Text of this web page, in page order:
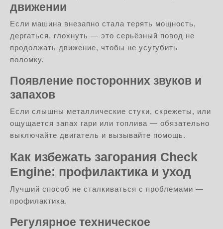
движении
Если машина внезапно стала терять мощность,
дергаться, глохнуть — это серьёзный повод не
продолжать движение, чтобы не усугубить
поломку.
Появление посторонних звуков и
запахов
Если слышны металлические стуки, скрежеты, или
ощущается запах гари или топлива — обязательно
выключайте двигатель и вызывайте помощь.
Как избежать загорания Check
Engine: профилактика и уход
Лучший способ не сталкиваться с проблемами —
профилактика.
Регулярное техническое